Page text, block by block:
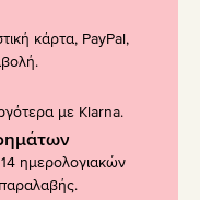
κάρτα, PayPal,
με Klarna.
ημερολογιακών